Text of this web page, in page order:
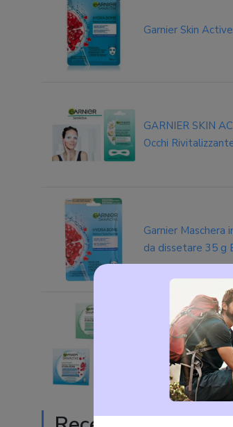
Garnier Skin
GARNIER SKIN
Occhi
Garnier
da dissetare 35 g
Skin Naturals